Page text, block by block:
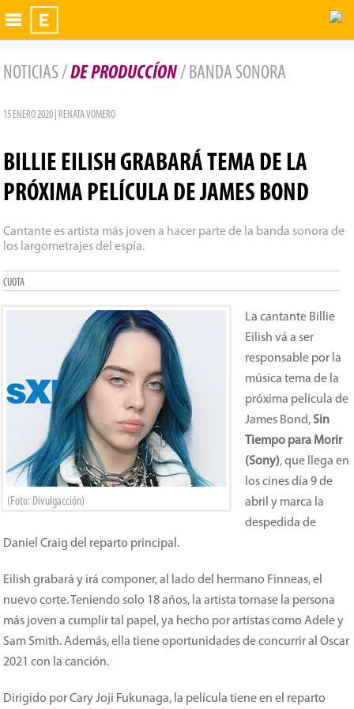
Exhibidor
NOTICIAS /DE PRODUCCÍON/ BANDA SONORA
15 ENERO 2020 | RENATA VOMERO
BILLIE EILISH GRABARÁ TEMA DE LA
PRÓXIMA PELÍCULA DE JAMES BOND
Cantante es artista más joven a hacer parte de la banda sonora de
los largometrajes del espía.
CUOTA
(Foto: Divulgacción)
La cantante Billie
Eilish vá a ser
responsable por la
música tema de la
próxima película de
James Bond,Sin
Tiempo para Morir
(Sony), que llega en
los cines día 9 de
abril y marca la
despedida de
Daniel Craig del reparto principal.
Eilish grabará y irá componer, al lado del hermano Finneas, el
nuevo corte. Teniendo solo 18 años, la artista tornase la persona
más joven a cumplir tal papel, ya hecho por artistas como Adele y
Sam Smith. Además, ella tiene oportunidades de concurrir al Oscar
2021 con la canción.
Dirigido por Cary Joji Fukunaga, la película tiene en el reparto